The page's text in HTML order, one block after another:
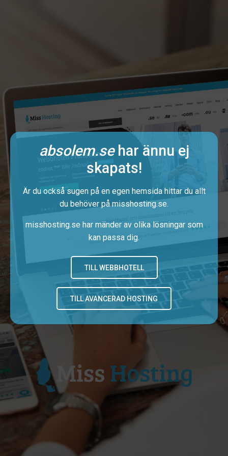
absolem.sehar ännu ej
skapats!
Är du också sugen på en egen hemsida hittar du allt
du behöver påmisshosting.se.
misshosting.se har mänder av olika lösningar som
kan passa dig.
TILL WEBBHOTELL
TILL AVANCERAD HOSTING